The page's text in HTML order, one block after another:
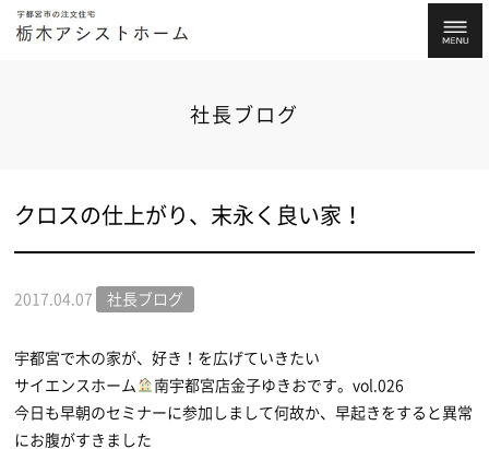
社長ブログ
クロスの仕上がり、末永く良い家！
2017.04.07 社長ブログ
宇都宮で木の家が、好き！を広げていきたい
サイエンスホーム
南宇都宮店金子ゆきおです。vol.026
今日も早朝のセミナーに参加しまして何故か、早起きをすると異常
にお腹がすきました